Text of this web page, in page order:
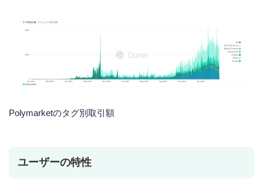
Polymarketのタグ別取引額
ユーザーの特性